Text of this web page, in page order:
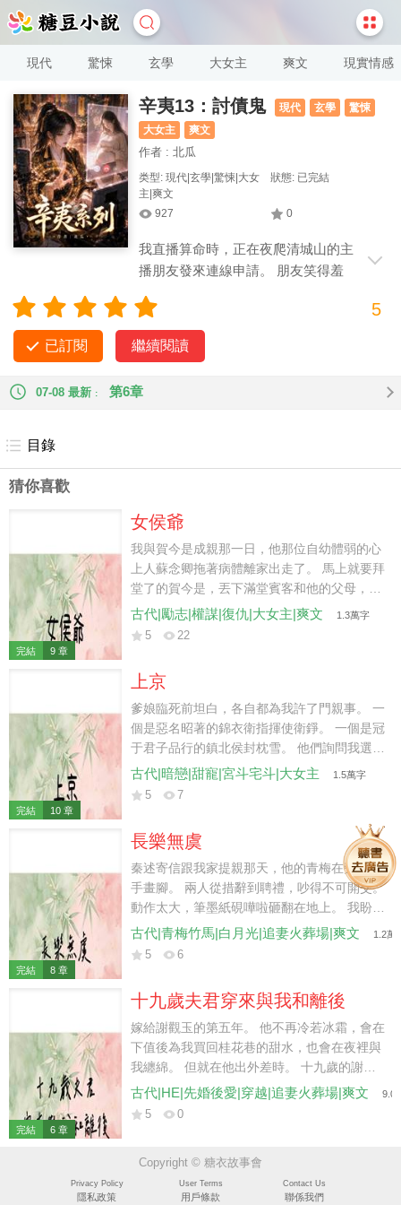
現代 驚悚 玄學 大女主 爽文 現實情感
辛夷13：討債鬼 現代 玄學
驚悚
大女主
爽文
作者 : 北瓜
类型: 現代|玄學|驚悚|大女
主|爽文
狀態: 已完結
927 0
我直播算命時，正在夜爬清城山的主
播朋友發來連線申請。 朋友笑得羞
生帶我爬山。」 一個高大帥哥拉著她，沒回頭，但暴露在鏡頭
裡的手格外慘白。 網友調侃這帥哥是冷白皮。 我卻看出了端
倪：「夜半三，鬼上山，拉著你的是個死人！從現在開始，千
5
已訂閱 繼續閱讀
07-08 最新 第6章
目錄
猜你喜歡
完結 9 章
女侯爺
我與賀今是成親那一日，他那位自幼體弱的心
上人蘇念卿拖著病體離家出走了。 馬上就要拜
堂了的賀今是，丟下滿堂賓客和他的父母，不
管不顧的追了出去。 這一走，就是十年。 十
年後，當賀今是帶著他的心上人和兩個孩子回
人。
古代|勵志|權謀|復仇|大女主|爽文 1.3萬字
5 22
完結 10 章
上京
爹娘臨死前坦白，各自都為我許了門親事。 一
個是惡名昭著的錦衣衛指揮使衛錚。 一個是冠
于君子品行的鎮北侯封枕雪。 他們詢問我選哪
一個，我為難至極。 直至二老嚥氣，也沒敢
說，其實我早已與人私定終身。 那人說等自己
準備入京與這兩位素未謀面的未婚夫好商好量
地退婚，便去做名遊醫行走江湖。 卻不料。
指揮使大人冷著臉擦拭劍身：「衛家沒有退親
先例。」 鎮北侯侯爺端坐于馬上，意味深長
道：「退親？不可，成親？可行。」 兩人竟不
約而同爭執到聖上跟前，要求賜婚。 而我直勾
古代|暗戀|甜寵|宮斗宅斗|大女主 1.5萬字
5 7
完結 8 章
長樂無虞
秦述寄信跟我家提親那天，他的青梅在旁邊指
手畫腳。 兩人從措辭到聘禮，吵得不可開交。
動作太大，筆墨紙硯嘩啦砸翻在地上。 我盼了
五年的提親書，染成一團汙穢。 青梅愧疚：
「抱歉，只是阿虞你家遠在江州，性子又溫
添亂了。」 青梅聞言罵罵咧咧。 他們又笑又
鬧。 無人在意我被吵得犯了頭疾。 我默默撿
起那張浸透的紙，掌心攥緊，忽然輕聲道：
「其實，不提親也可以的。」 兩人聲音戛然而
止。
古代|青梅竹馬|白月光|追妻火葬場|爽文 1.2萬
5 6
完結 6 章
十九歲夫君穿來與我和離後
嫁給謝觀玉的第五年。 他不再冷若冰霜，會在
下值後為我買回桂花巷的甜水，也會在夜裡與
我纏綿。 但就在他出外差時。 十九歲的謝觀
玉突然出現在府中。 他的神情淡漠：「這樁婚
事非我所願，不若和離，你另尋個好人家嫁
古代|HE|先婚後愛|穿越|追妻火葬場|爽文 9.0
5 0
Copyright © 糖衣故事會
Privacy Policy
隱私政策
User Terms
用戶條款
Contact Us
聯係我們